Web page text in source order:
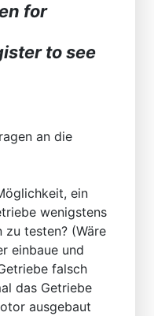
for
to see
an die
ein
wenigstens
zu testen? (Wäre
einbaue und
falsch
das Getriebe
ausgebaut